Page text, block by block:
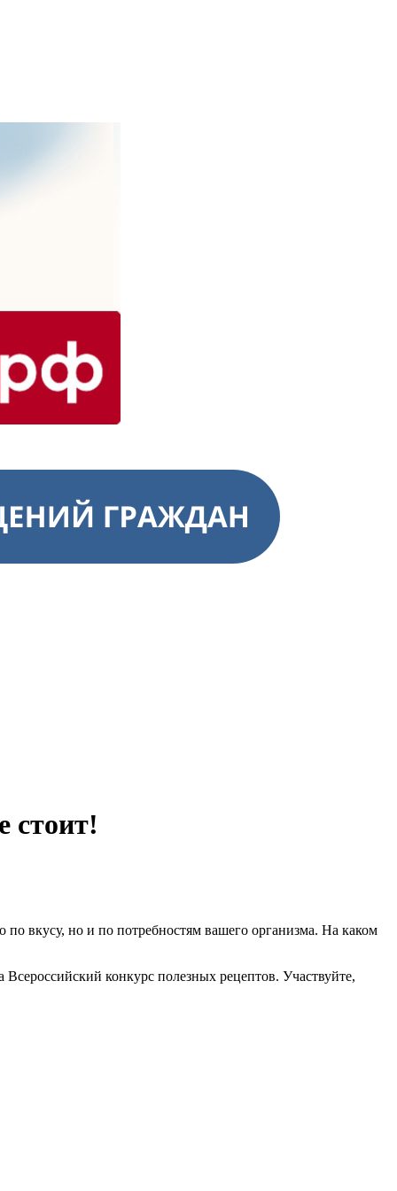
стоит!
по вкусу, но и по потребностям вашего организма. На каком
Всероссийский конкурс полезных рецептов. Участвуйте,